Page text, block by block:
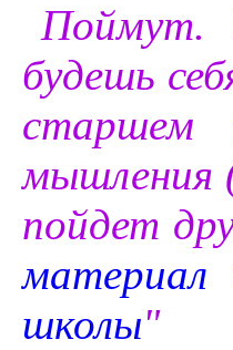
Поймут.
будешь
старшем
мышления
пойдет
материал
школы"